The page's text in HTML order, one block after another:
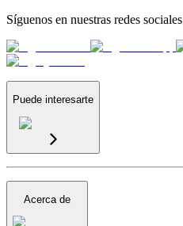
Síguenos en nuestras redes sociales
Puede interesarte
Acerca de